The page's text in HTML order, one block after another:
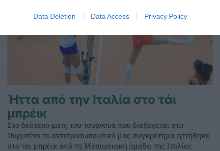
Data Deletion Data Access Privacy Policy
Ήττα από την Ιταλία στο τάι
μπρέικ
Στο δεύτερο ματς του τουρνουά που διεξάγεται στο
Ουρμπίνο το αντιπροσωπευτικό μας συγκρότημα ηττήθηκε
στο τάι μπρέικ από τη Μεσογειακή ομάδα της Ιταλίας.